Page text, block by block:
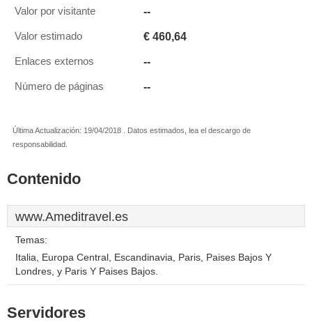
Valor por visitante --
Valor estimado € 460,64
Enlaces externos --
Número de páginas --
Última Actualización: 19/04/2018 . Datos estimados, lea el descargo de
responsabilidad.
Contenido
www.Ameditravel.es
Temas:
Italia, Europa Central, Escandinavia, Paris, Paises Bajos Y
Londres, y Paris Y Paises Bajos.
Servidores